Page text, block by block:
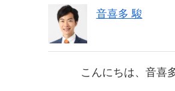
音喜多 駿
こんにちは、音喜